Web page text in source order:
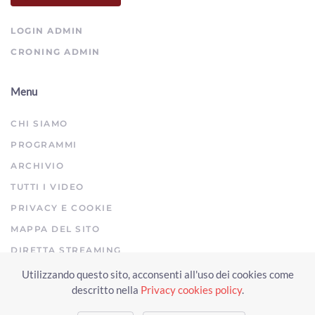
LOGIN ADMIN
CRONING ADMIN
Menu
CHI SIAMO
PROGRAMMI
ARCHIVIO
TUTTI I VIDEO
PRIVACY E COOKIE
MAPPA DEL SITO
DIRETTA STREAMING
Copyright © 2023 Arezzo TV. Tutti i diritti riservati.
Utilizzando questo sito, acconsenti all'uso dei cookies come
descritto nella Privacy cookies policy.